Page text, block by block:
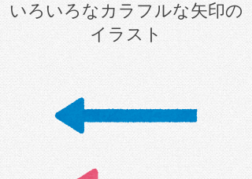
いろいろなカラフルな矢印の
イラスト